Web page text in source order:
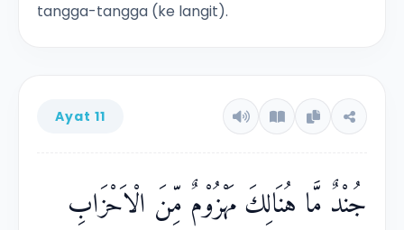
tangga-tangga (ke langit).
Ayat 11
جُنْدٌ مَّا هُنَالِكَ مَهْزُوْمٌ مِّنَ الْاَحْزَابِ